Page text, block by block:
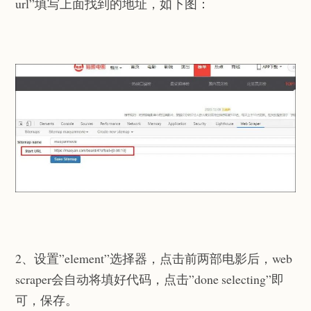
url”填写上面找到的地址，如下图：
2、设置”element”选择器，点击前两部电影后，web
scraper会自动将填好代码，点击”done selecting”即
可，保存。